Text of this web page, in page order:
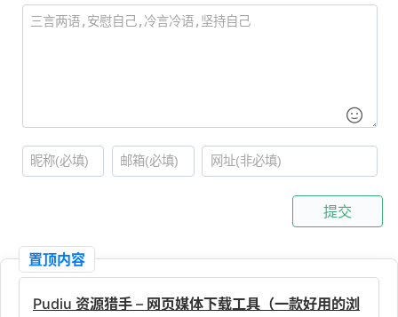
提交
置顶内容
Pudiu 资源猎手 – 网页媒体下载工具（一款好用的浏